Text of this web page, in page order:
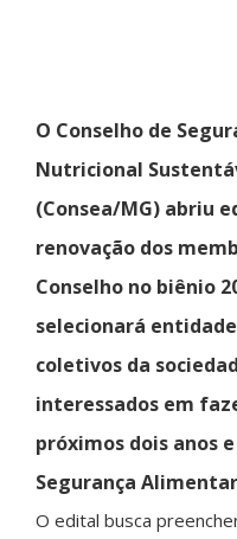
O Conselho de
Nutricional
(Consea/MG) abriu
renovação dos
Conselho no biênio
selecionará
coletivos da
interessados em
próximos dois anos
Segurança
O edital busca